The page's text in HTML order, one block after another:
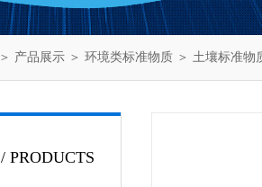
＞ 产品展示 ＞ 环境类标准物质 ＞ 土壤标准物
/ PRODUCTS